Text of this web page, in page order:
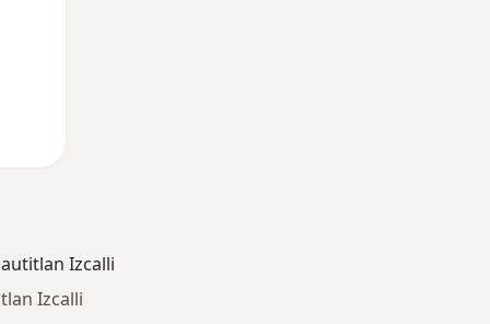
Izcalli
Izcalli